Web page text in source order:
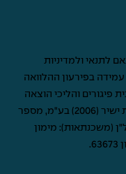
לתנאי ולמדיניות
בפירעון ההלוואה
פיגורים והליכי הוצאה
לפועל. הגורם המממן: מימון ישיר מקבוצת ישיר (2006) בע"מ, מספר
נדל"ן (משכנתאות): מימון